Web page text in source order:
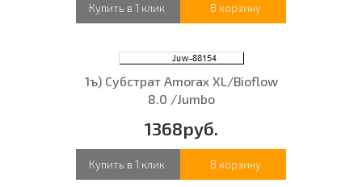
Купить в 1 клик В корзину
1ъ) Субстрат Amorax XL/Bioflow
8.0 /Jumbo
1368руб.
Купить в 1 клик В корзину